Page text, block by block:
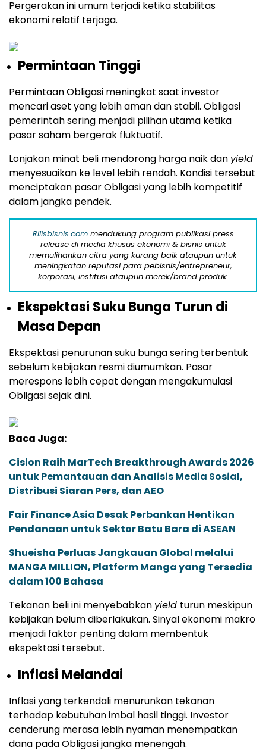
Pergerakan ini umum terjadi ketika stabilitas
ekonomi relatif terjaga.
Permintaan Tinggi
Permintaan Obligasi meningkat saat investor
mencari aset yang lebih aman dan stabil. Obligasi
pemerintah sering menjadi pilihan utama ketika
pasar saham bergerak fluktuatif.
Lonjakan minat beli mendorong harga naik dan yield
menyesuaikan ke level lebih rendah. Kondisi tersebut
menciptakan pasar Obligasi yang lebih kompetitif
dalam jangka pendek.
Rilisbisnis.commendukung program publikasi press
release di media khusus ekonomi & bisnis untuk
memulihankan citra yang kurang baik ataupun untuk
meningkatan reputasi para pebisnis/entrepreneur,
korporasi, institusi ataupun merek/brand produk.
Ekspektasi Suku Bunga Turun di
Masa Depan
Ekspektasi penurunan suku bunga sering terbentuk
sebelum kebijakan resmi diumumkan. Pasar
merespons lebih cepat dengan mengakumulasi
Obligasi sejak dini.
Baca Juga:
Cision Raih MarTech Breakthrough Awards 2026
untuk Pemantauan dan Analisis Media Sosial,
Distribusi Siaran Pers, dan AEO
Fair Finance Asia Desak Perbankan Hentikan
Pendanaan untuk Sektor Batu Bara di ASEAN
Shueisha Perluas Jangkauan Global melalui
MANGA MILLION, Platform Manga yang Tersedia
dalam 100 Bahasa
Tekanan beli ini menyebabkan yield turun meskipun
kebijakan belum diberlakukan. Sinyal ekonomi makro
menjadi faktor penting dalam membentuk
ekspektasi tersebut.
Inflasi Melandai
Inflasi yang terkendali menurunkan tekanan
terhadap kebutuhan imbal hasil tinggi. Investor
cenderung merasa lebih nyaman menempatkan
dana pada Obligasi jangka menengah.